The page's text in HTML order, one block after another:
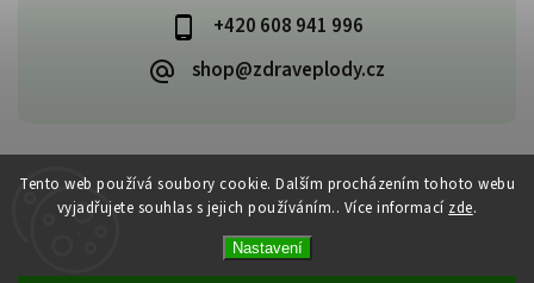
Tento web používá soubory cookie. Dalším procházením tohoto webu
vyjadřujete souhlas s jejich používáním.. Více informací zde.
Nastavení
+420 608 941 996
shop@zdraveplody.cz
Copyright 2026Zdravé plody. Všechna práva vyhrazena.
Upravit nastavení cookies
VytvořilShoptet| Design